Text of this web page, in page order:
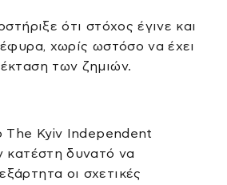
ότι στόχος έγινε και
χωρίς ωστόσο να έχει
των ζημιών.
The Kyiv Independent
κατέστη δυνατό να
οι σχετικές